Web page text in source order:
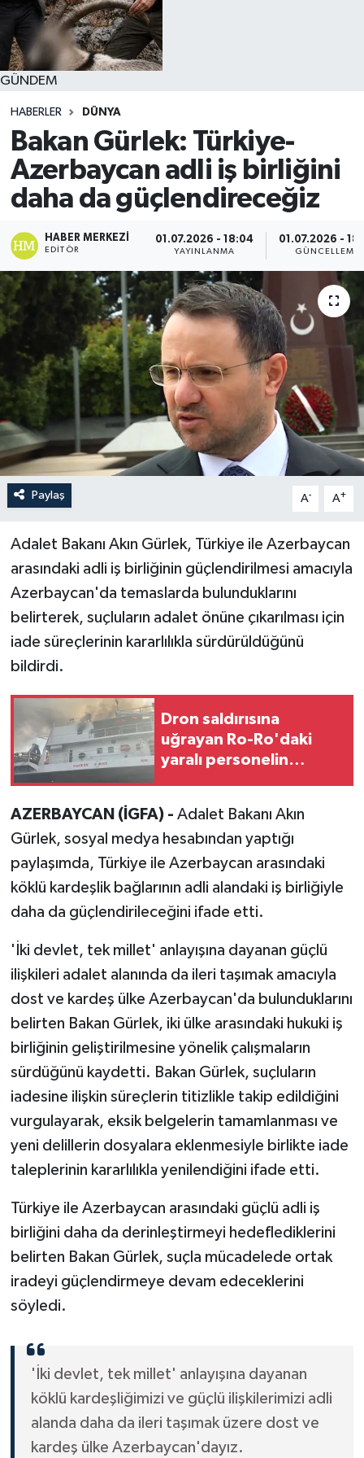
GÜNDEM
HABERLER DÜNYA
Bakan Gürlek: Türkiye-
Azerbaycan adli iş birliğini
daha da güçlendireceğiz
HABER MERKEZI
EDITÖR
01.07.2026 - 18:04
YAYINLANMA
01.07.2026 -
GÜNCELLEME
Paylaş A- A+
Adalet Bakanı Akın Gürlek, Türkiye ile Azerbaycan
arasındaki adli iş birliğinin güçlendirilmesi amacıyla
Azerbaycan'da temaslarda bulunduklarını
belirterek, suçluların adalet önüne çıkarılması için
iade süreçlerinin kararlılıkla sürdürüldüğünü
bildirdi.
Dron saldırısına
uğrayan Ro-Ro'daki
yaralı personelin
AZERBAYCAN (İGFA) - Adalet Bakanı Akın
Gürlek, sosyal medya hesabından yaptığı
paylaşımda, Türkiye ile Azerbaycan arasındaki
köklü kardeşlik bağlarının adli alandaki iş birliğiyle
daha da güçlendirileceğini ifade etti.
'İki devlet, tek millet' anlayışına dayanan güçlü
ilişkileri adalet alanında da ileri taşımak amacıyla
dost ve kardeş ülke Azerbaycan'da bulunduklarını
belirten Bakan Gürlek, iki ülke arasındaki hukuki iş
birliğinin geliştirilmesine yönelik çalışmaların
sürdüğünü kaydetti. Bakan Gürlek, suçluların
iadesine ilişkin süreçlerin titizlikle takip edildiğini
vurgulayarak, eksik belgelerin tamamlanması ve
yeni delillerin dosyalara eklenmesiyle birlikte iade
taleplerinin kararlılıkla yenilendiğini ifade etti.
Türkiye ile Azerbaycan arasındaki güçlü adli iş
birliğini daha da derinleştirmeyi hedeflediklerini
belirten Bakan Gürlek, suçla mücadelede ortak
iradeyi güçlendirmeye devam edeceklerini
söyledi.
'İki devlet, tek millet' anlayışına dayanan
köklü kardeşliğimizi ve güçlü ilişkilerimizi adli
alanda daha da ileri taşımak üzere dost ve
kardeş ülke Azerbaycan'dayız.